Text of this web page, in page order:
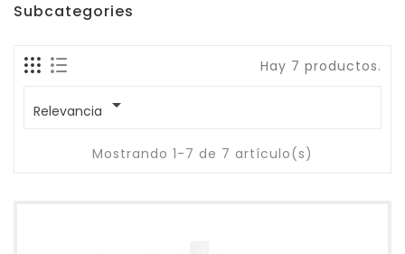
Subcategories
Hay 7 productos.
Relevancia 
Mostrando 1-7 de 7 artículo(s)